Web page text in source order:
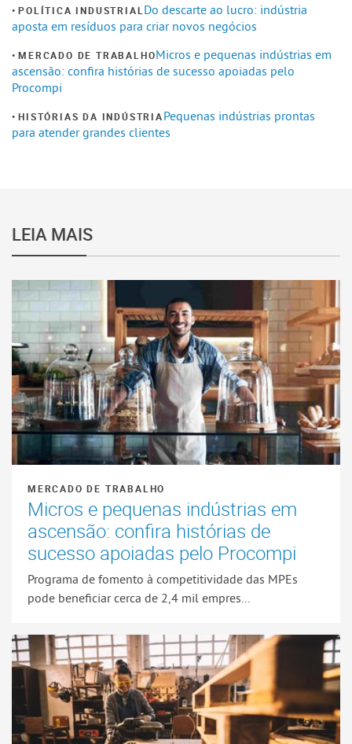
POLÍTICA INDUSTRIAL Do descarte ao lucro: indústria
aposta em resíduos para criar novos negócios
MERCADO DE TRABALHOMicros e pequenas indústrias em
ascensão: confira histórias de sucesso apoiadas pelo
Procompi
HISTÓRIAS DA INDÚSTRIAPequenas indústrias prontas
para atender grandes clientes
LEIA MAIS
MERCADO DE TRABALHO
Micros e pequenas indústrias em
ascensão: confira histórias de
sucesso apoiadas pelo Procompi
Programa de fomento à competitividade das MPEs
pode beneficiar cerca de 2,4 mil empres...